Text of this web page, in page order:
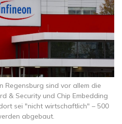
Regensburg sind vor allem die
& Security und Chip Embedding
sei "nicht wirtschaftlich" – 500
abgebaut.